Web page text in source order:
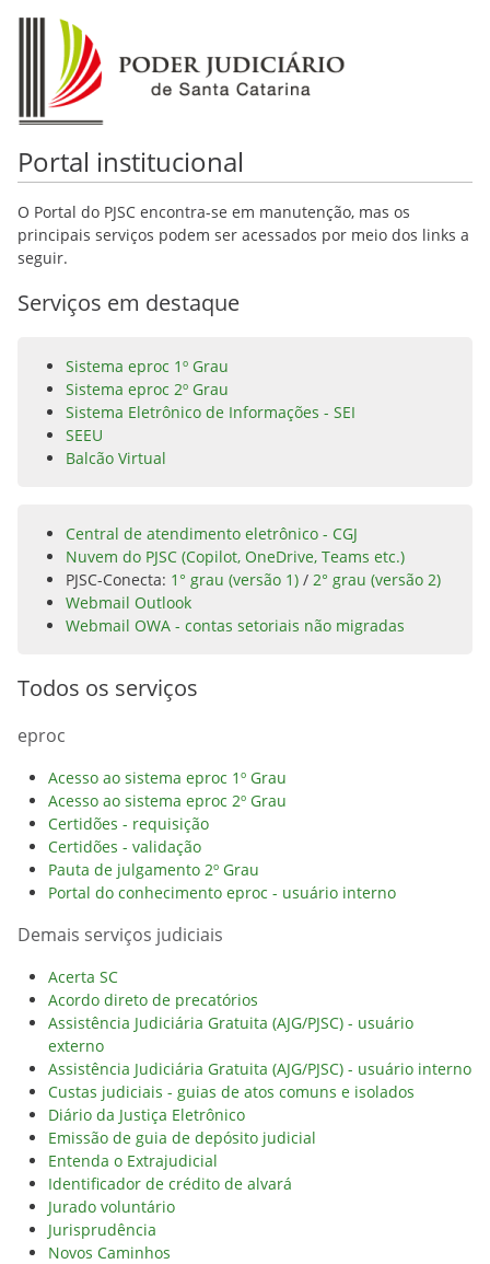
Portal institucional
O Portal do PJSC encontra-se em manutenção, mas os
principais serviços podem ser acessados por meio dos links a
seguir.
Serviços em destaque
Sistema eproc 1º Grau
Sistema eproc 2º Grau
Sistema Eletrônico de Informações - SEI
SEEU
Balcão Virtual
Central de atendimento eletrônico - CGJ
Nuvem do PJSC (Copilot, OneDrive, Teams etc.)
PJSC-Conecta: 1° grau (versão 1) / 2° grau (versão 2)
Webmail Outlook
Webmail OWA - contas setoriais não migradas
Todos os serviços
eproc
Acesso ao sistema eproc 1º Grau
Acesso ao sistema eproc 2º Grau
Certidões - requisição
Certidões - validação
Pauta de julgamento 2º Grau
Portal do conhecimento eproc - usuário interno
Demais serviços judiciais
Acerta SC
Acordo direto de precatórios
Assistência Judiciária Gratuita (AJG/PJSC) - usuário
externo
Assistência Judiciária Gratuita (AJG/PJSC) - usuário interno
Custas judiciais - guias de atos comuns e isolados
Diário da Justiça Eletrônico
Emissão de guia de depósito judicial
Entenda o Extrajudicial
Identificador de crédito de alvará
Jurado voluntário
Jurisprudência
Novos Caminhos